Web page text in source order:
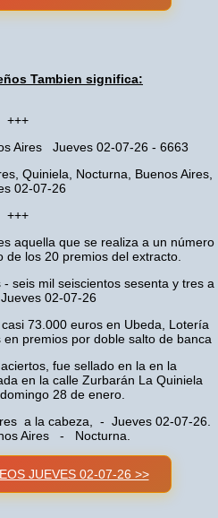
Tambien significa:
+++
Aires Jueves 02-07-26 - 6663
Quiniela, Nocturna, Buenos Aires,
02-07-26
+++
aquella que se realiza a un número
los 20 premios del extracto.
seis mil seiscientos sesenta y tres a
02-07-26
73.000 euros en Ubeda, Lotería
premios por doble salto de banca
fue sellado en la en la
en la calle Zurbarán La Quiniela
28 de enero.
a la cabeza, - Jueves 02-07-26.
Aires - Nocturna.
JUEVES 02-07-26 >>